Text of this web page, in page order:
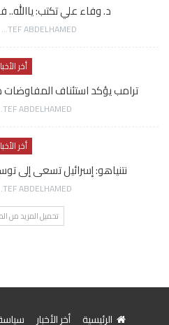
د. وفاء علي تكتب:
AWATEF ABDELHAMED
أخر
ترامب يؤكد استئناف
أخر
نتنياهو: إسرائيل تسعى إلى
تحميل المزيد من
الرئيسية أخر الأخبار